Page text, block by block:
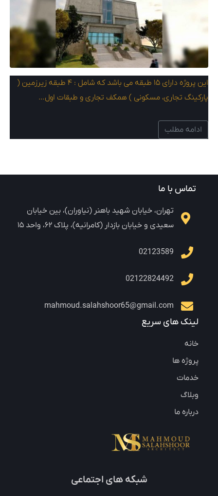
این پروژه دارای ۱۵ طبقه می باشد که شامل : ۴ طبقه زیرزمین (
پارکینگ تجاری، مسکونی ) همکف تجاری و طبقات اول…
ادامه مطلب
تماس با ما
تهران، خیابان شهید باهنر (نیاوران)، بین خیابان
سعیدی و خیابان بازدار (کامرانیه)، پلاک ۶۲، واحد ۱۵
02123589
02122824492
mahmoud.salahshoor65@gmail.com
لینک های سریع
خانه
پروژه ها
خدمات
وبلاگ
درباره ما
شبکه های اجتماعی